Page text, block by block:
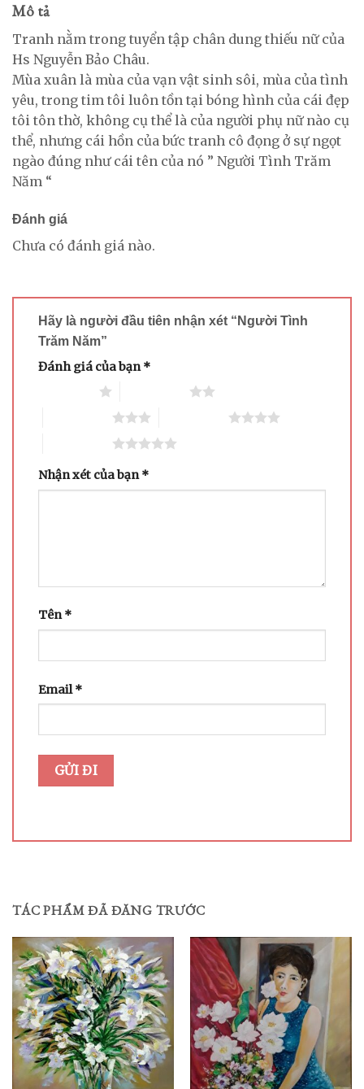
Mô tả
Tranh nằm trong tuyển tập chân dung thiếu nữ của
Hs Nguyễn Bảo Châu.
Mùa xuân là mùa của vạn vật sinh sôi, mùa của tình
yêu, trong tim tôi luôn tồn tại bóng hình của cái đẹp
tôi tôn thờ, không cụ thể là của người phụ nữ nào cụ
thể, nhưng cái hồn của bức tranh cô đọng ở sự ngọt
ngào đúng như cái tên của nó ” Người Tình Trăm
Năm “
Đánh giá
Chưa có đánh giá nào.
Hãy là người đầu tiên nhận xét “Người Tình
Trăm Năm”
Đánh giá của bạn*
Nhận xét của bạn*
Tên*
Email*
TÁC PHẨM ĐÃ ĐĂNG TRƯỚC